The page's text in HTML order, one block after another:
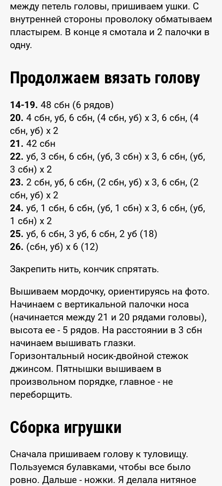
между петель головы, пришиваем ушки. С
внутренней стороны проволоку обматываем
пластырем. В конце я смотала и 2 палочки в
одну.
Продолжаем вязать голову
14-19. 48 сбн (6 рядов)
20. 4 сбн, уб, 6 сбн, (4 сбн, уб) x 3, 6 сбн, (4
сбн, уб) x 2
21. 42 сбн
22. уб, 3 сбн, 6 сбн, (уб, 3 сбн) x 3, 6 сбн, (уб,
3 сбн) x 2
23. 2 сбн, уб, 6 сбн, (2 сбн, уб) x 3, 6 сбн, (2
сбн, уб) x 2
24. уб, 1 сбн, 6 сбн, (уб, 1 сбн) x 3, 6 сбн, (уб,
1 сбн) x 2
25. уб, 6 сбн, 3 уб, 6 сбн, 2 уб (18)
26. (сбн, уб) x 6 (12)
Закрепить нить, кончик спрятать.
Вышиваем мордочку, ориентируясь на фото.
Начинаем с вертикальной палочки носа
(начинается между 21 и 20 рядами головы),
высота ее - 5 рядов. На расстоянии в 3 сбн
начинаем вышивать глазки.
Горизонтальный носик-двойной стежок
джинсом. Пятнышки вышиваем в
произвольном порядке, главное - не
переборщить.
Сборка игрушки
Сначала пришиваем голову к туловищу.
Пользуемся булавками, чтобы все было
ровно. Дальше - ножки. Я делала нитяное